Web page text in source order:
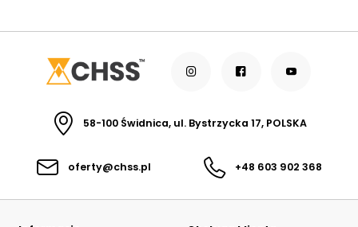
58-100 Świdnica, ul. Bystrzycka 17, POLSKA
oferty@chss.pl +48 603 902 368